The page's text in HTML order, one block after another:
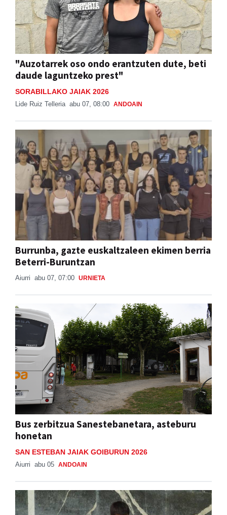
"Auzotarrek oso ondo erantzuten dute, beti
daude laguntzeko prest"
SORABILLAKO JAIAK 2026
Lide Ruiz Telleria abu 07, 08:00 ANDOAIN
Burrunba, gazte euskaltzaleen ekimen berria
Beterri-Buruntzan
Aiurri abu 07, 07:00 URNIETA
Bus zerbitzua Sanestebanetara, asteburu
honetan
SAN ESTEBAN JAIAK GOIBURUN 2026
Aiurri abu 05 ANDOAIN